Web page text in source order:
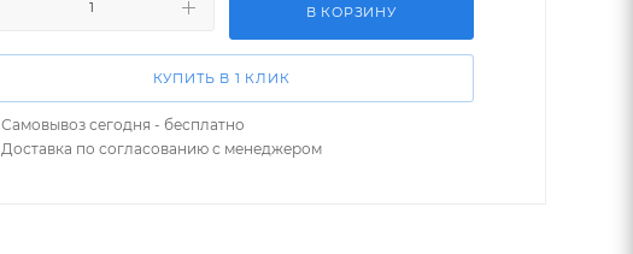
В КОРЗИНУ
КУПИТЬ В 1 КЛИК
Самовывоз сегодня - бесплатно
Доставка по согласованию с менеджером